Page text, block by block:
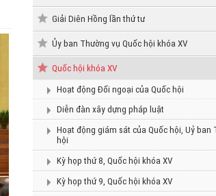
Giải Diên Hồng lần thứ tư
Ủy ban Thường vụ Quốc hội khóa XV
Quốc hội khóa XV
Hoạt động Đối ngoại của Quốc hội
Diễn đàn xây dựng pháp luật
Hoạt động giám sát của Quốc hội, Uỷ ban
hội
Kỳ họp thứ 8, Quốc hội khóa XV
Kỳ họp thứ 9, Quốc hội khóa XV